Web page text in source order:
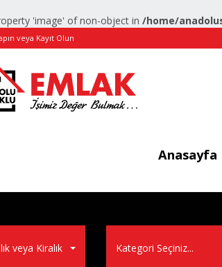
'image' of non-object in /home/
veya Kayıt Olun
Anasayfa
veya Kiralık Kategori Seçiniz...